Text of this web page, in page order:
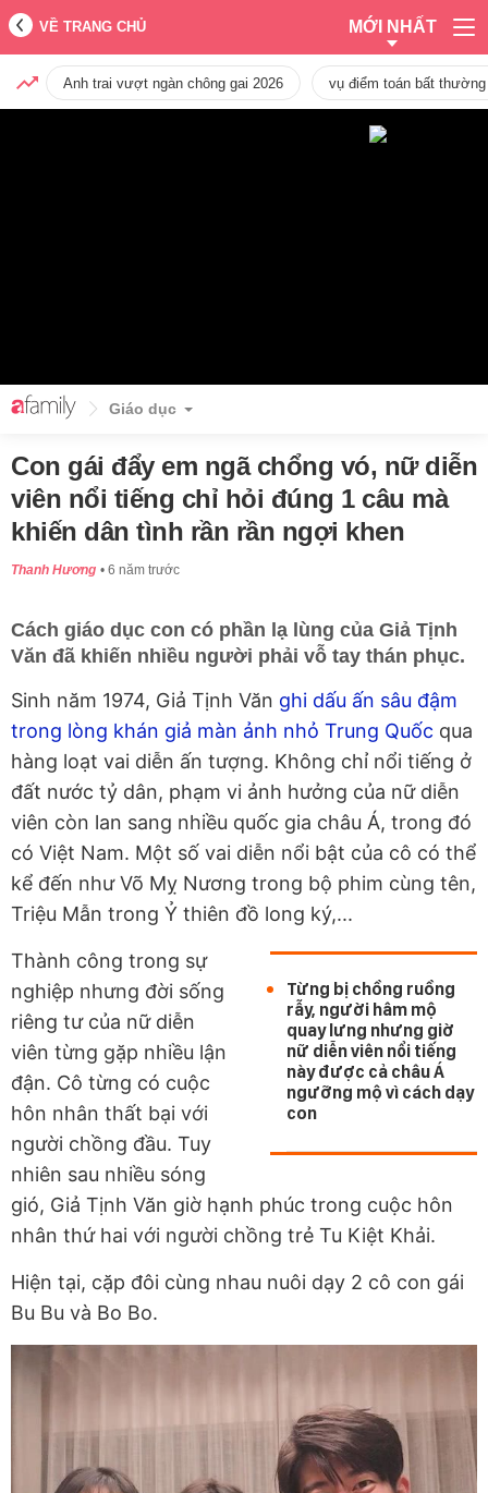
VỀ TRANG CHỦ MỚI NHẤT
Anh trai vượt ngàn chông gai 2026 vụ điểm toán bất
Giáo dục
Con gái đẩy em ngã chổng vó, nữ diễn
viên nổi tiếng chỉ hỏi đúng 1 câu mà
khiến dân tình rần rần ngợi khen
Thanh Hương 6 năm trước
Cách giáo dục con có phần lạ lùng của Giả Tịnh
Văn đã khiến nhiều người phải vỗ tay thán phục.
Sinh năm 1974, Giả Tịnh Văn ghi dấu ấn sâu đậm
trong lòng khán giả màn ảnh nhỏ Trung Quốc qua
hàng loạt vai diễn ấn tượng. Không chỉ nổi tiếng ở
đất nước tỷ dân, phạm vi ảnh hưởng của nữ diễn
viên còn lan sang nhiều quốc gia châu Á, trong đó
có Việt Nam. Một số vai diễn nổi bật của cô có thể
kể đến như Võ Mỵ Nương trong bộ phim cùng tên,
Triệu Mẫn trong Ỷ thiên đồ long ký,...
Từng bị chồng ruồng
rẫy, người hâm mộ
quay lưng nhưng giờ
nữ diễn viên nổi tiếng
này được cả châu Á
ngưỡng mộ vì cách dạy
con
Thành công trong sự
nghiệp nhưng đời sống
riêng tư của nữ diễn
viên từng gặp nhiều lận
đận. Cô từng có cuộc
hôn nhân thất bại với
người chồng đầu. Tuy
nhiên sau nhiều sóng
gió, Giả Tịnh Văn giờ hạnh phúc trong cuộc hôn
nhân thứ hai với người chồng trẻ Tu Kiệt Khải.
Hiện tại, cặp đôi cùng nhau nuôi dạy 2 cô con gái
Bu Bu và Bo Bo.